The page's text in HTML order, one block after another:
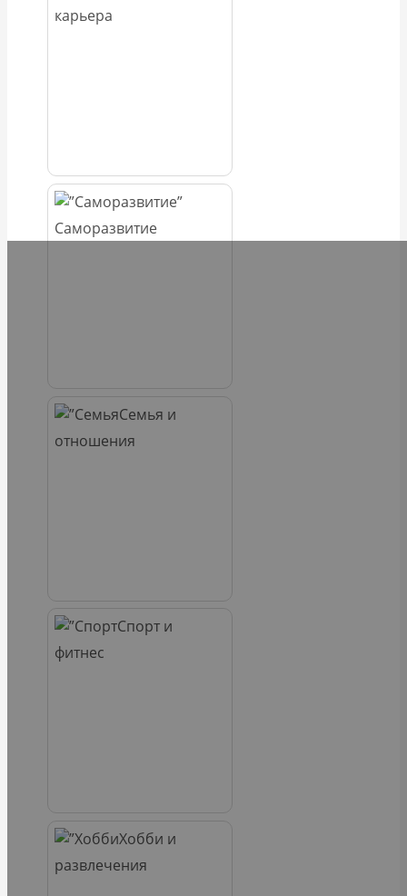
карьера
Саморазвитие
Семья и
отношения
Спорт и
фитнес
Хобби и
развлечения